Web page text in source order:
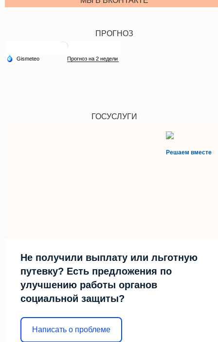
ПРОГНОЗ
ГОСУСЛУГИ
Решаем вместе
Не получили выплату или льготную
путевку? Есть предложения по
улучшению работы органов
социальной защиты?
Написать о проблеме